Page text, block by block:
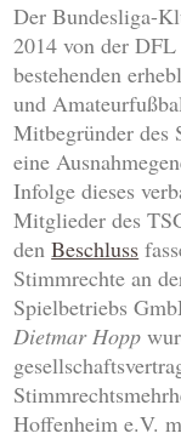
Der Bundesliga-
2014 von der
bestehenden
und
Mitbegründer des
eine
Infolge dieses
Mitglieder des
denBeschluss
Stimmrechte an
Spielbetriebs
Dietmar Hopp
Hoffenheim e.V.